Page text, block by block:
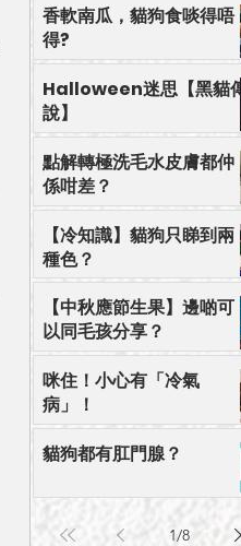
香軟南瓜，貓狗食啖得唔
得?
Halloween迷思【黑貓傳
說】
點解轉極洗毛水皮膚都仲
係咁差？
【冷知識】貓狗只睇到兩
種色？
【中秋應節生果】邊啲可
以同毛孩分享？
咪住！小心有「冷氣
病」！
貓狗都有肛門腺？
1/8